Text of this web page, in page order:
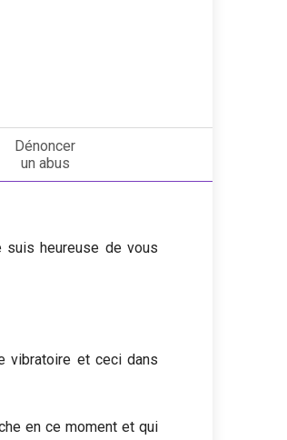
Dénoncer
un abus
heureuse de vous
vibratoire et ceci dans
en ce moment et qui